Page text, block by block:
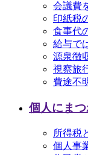
会議費
印紙税
食事代
給与で
源泉徴
視察旅
費途不
個人にま
所得税
個人事